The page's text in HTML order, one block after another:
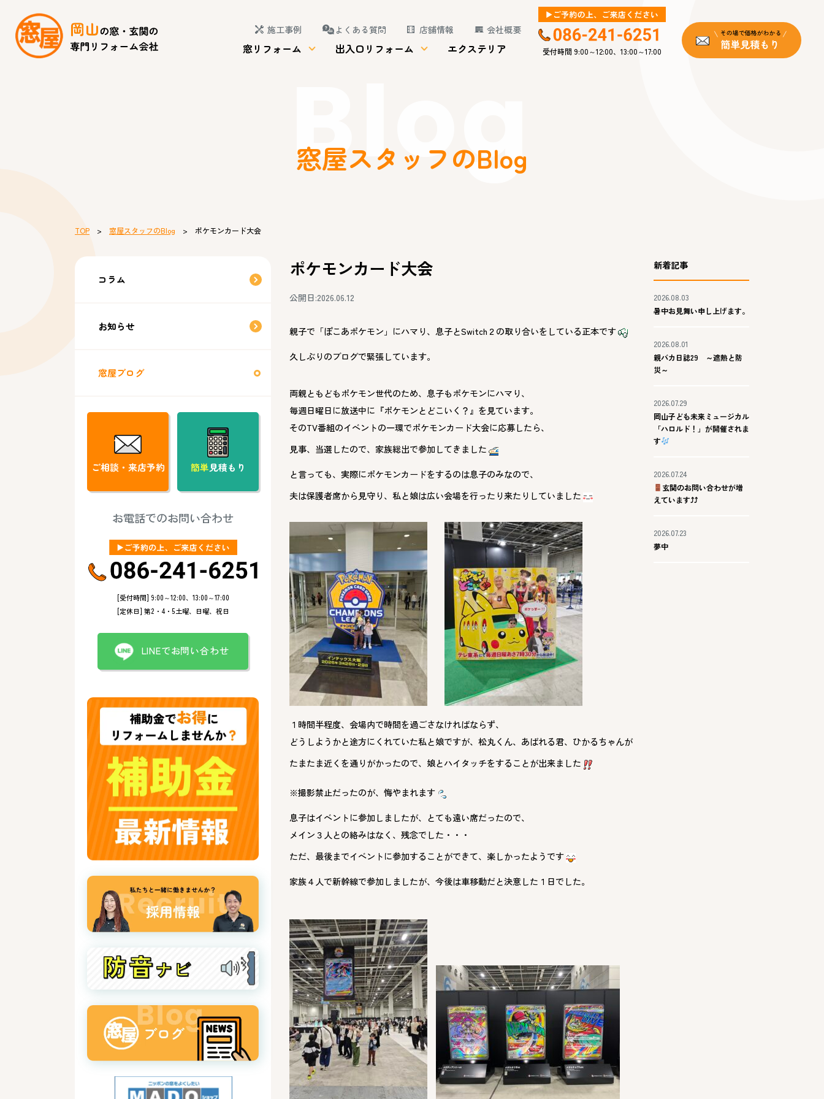
施工事例 よくある質問 店舗情報 会社概要
窓リフォーム 出入口リフォーム エクステリア 受付時間 9:00～12:00、13:00～17:00
Blog
窓屋スタッフのBlog
TOP > 窓屋スタッフのBlog > ポケモンカード大会
ポケモンカード大会
公開日:2026.06.12
親子で「ぽこあポケモン」にハマり、息子とSwitch２の取り合いをしている正本です
久しぶりのブログで緊張しています。
両親ともどもポケモン世代のため、息子もポケモンにハマり、
毎週日曜日に放送中に『ポケモンとどこいく？』を見ています。
そのTV番組のイベントの一環でポケモンカード大会に応募したら、
見事、当選したので、家族総出で参加してきました
と言っても、実際にポケモンカードをするのは息子のみなので、
夫は保護者席から見守り、私と娘は広い会場を行ったり来たりしていました
１時間半程度、会場内で時間を過ごさなければならず、
どうしようかと途方にくれていた私と娘ですが、 松丸くん、あばれる君、ひかるちゃんが
たまたま近くを通りがかったので、娘とハイタッチをすることが出来ました
※撮影禁止だったのが、悔やまれます
息子はイベントに参加しましたが、とても遠い席だったので、
メイン３人との絡みはなく、残念でした・・・
ただ、最後までイベントに参加することができて、楽しかったようです
家族４人で新幹線で参加しましたが、今後は車移動だと決意した１日でした。
新着記事
2026.08.03
暑中お見舞い申し上げます。
2026.08.01
親バカ日誌29 ～遮熱と防
災～
2026.07.29
岡山子ども未来ミュージカル
「ハロルド！」が開催されま
す
2026.07.24
玄関のお問い合わせが増
えています⤴⤴
2026.07.23
夢中
コラム
お知らせ
窓屋ブログ
ご相談・来店予約 簡単見積もり
お電話でのお問い合わせ
[受付時間] 9:00～12:00、13:00～17:00
[定休日] 第2・4・5土曜、日曜、祝日
LINEでお問い合わせ